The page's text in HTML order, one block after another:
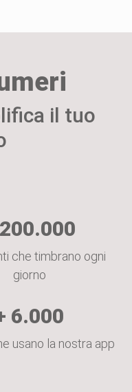
il tuo
200.000
che timbrano ogni
giorno
6.000
usano la nostra app